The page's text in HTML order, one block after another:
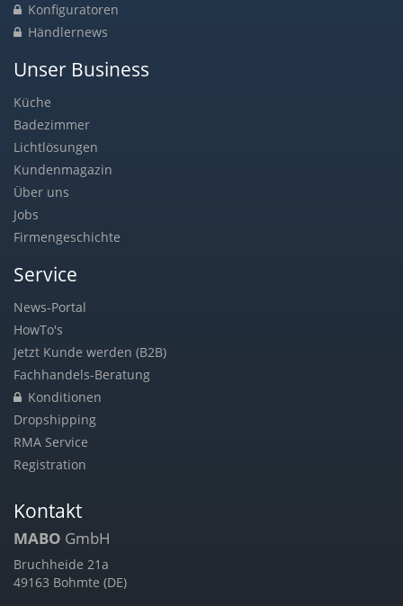
Konfiguratoren
Händlernews
Unser Business
Küche
Badezimmer
Lichtlösungen
Kundenmagazin
Über uns
Jobs
Firmengeschichte
Service
News-Portal
HowTo's
Jetzt Kunde werden (B2B)
Fachhandels-Beratung
Konditionen
Dropshipping
RMA Service
Registration
Kontakt
MABO GmbH
Bruchheide 21a
49163 Bohmte (DE)